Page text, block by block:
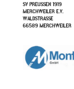
SV PREUSSEN 1919
MERCHWEILER E.V.
WALDSTRASSE
66589 MERCHWEILER